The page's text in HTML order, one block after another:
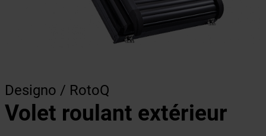
Designo / RotoQ
Volet roulant extérieur